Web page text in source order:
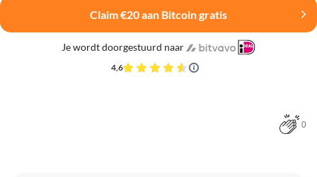
Claim €20 aan Bitcoin gratis
Je wordt doorgestuurd naar
4,6
0